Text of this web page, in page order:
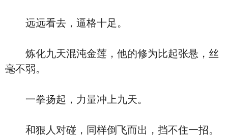
远远看去，逼格十足。
炼化九天混沌金莲，他的修为比起张悬，丝
毫不弱。
一拳扬起，力量冲上九天。
和狠人对碰，同样倒飞而出，挡不住一招。